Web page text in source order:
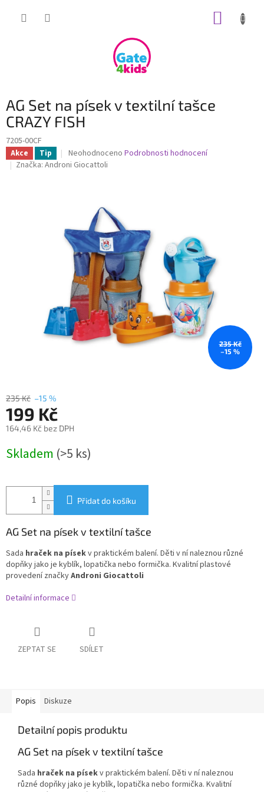
AG Set na písek v textilní tašce
CRAZY FISH
7205-00CF
Akce Tip
Průměrné
hodnocení
hvězdiček.
Neohodnoceno Podrobnosti hodnocení
Značka: Androni Giocattoli
235 Kč
–15 %
235 Kč –15 %
199 Kč
164,46 Kč bez DPH
cena:
Skladem (>5 ks)
Přidat do košíku
AG Set na písek v textilní tašce
Sada hraček na písekv praktickém balení. Děti v ní naleznou různé
dopňky jako je kyblík, lopatička nebo formička. Kvalitní plastové
provedení značkyAndroni Giocattoli
Detailní informace
ZEPTAT SE SDÍLET
Popis Diskuze
Detailní popis produktu
AG Set na písek v textilní tašce
Sada hraček na písekv praktickém balení. Děti v ní naleznou
různé dopňky jako je kyblík, lopatička nebo formička. Kvalitní